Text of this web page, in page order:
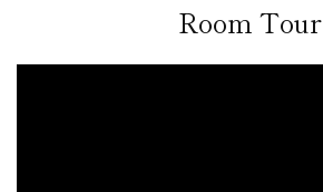
Room Tour